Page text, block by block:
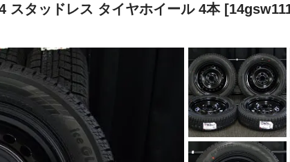
スタッドレス タイヤホイール 4本